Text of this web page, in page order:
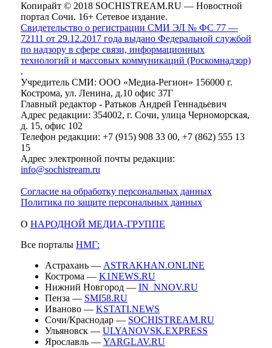
Копирайт © 2018 SOCHISTREAM.RU — Новостной
портал Сочи. 16+ Сетевое издание.
Свидетельство о регистрации СМИ ЭЛ № ФС 77 —
72111 от 29.12.2017 года выдано Федеральной службой
по надзору в сфере связи, информационных
технологий и массовых коммуникаций (Роскомнадзор)
.
Учредитель СМИ: ООО «Медиа-Регион» 156000 г.
Кострома, ул. Ленина, д.10 офис 37Г
Главный редактор - Ратьков Андрей Геннадьевич
Адрес редакции: 354002, г. Сочи, улица Черноморская,
д. 15, офис 102
Телефон редакции: +7 (915) 908 33 00, +7 (862) 555 13
15
Адрес электронной почты редакции:
info@sochistream.ru
Согласие на обработку персональных данных
Политика по защите персональных данных
О НАРОДНОЙ МЕДИА-ГРУППЕ
Все порталы НМГ:
Астрахань — ASTRAKHAN.ONLINE
Кострома — K1NEWS.RU
Нижний Новгород — IN_NNOV.RU
Пенза — SMI58.RU
Иваново — KSTATI.NEWS
Сочи/Краснодар — SOCHISTREAM.RU
Ульяновск — ULYANOVSK.EXPRESS
Ярославль — YARGLAV.RU